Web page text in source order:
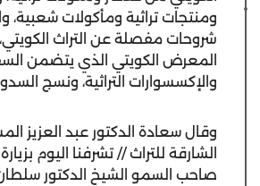
ومنتجات تراثية ومأكولات
شروحات مفصلة عن التراث
المعرض الكويتي الذي يتضمن
والإكسسوارات التراثية، ونسج
وقال سعادة الدكتور عبد العزيز
الشارقة للتراث // تشرفنا اليوم
صاحب السمو الشيخ الدكتور